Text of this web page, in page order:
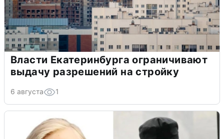
Власти Екатеринбурга ограничивают
выдачу разрешений на стройку
6 августа 1